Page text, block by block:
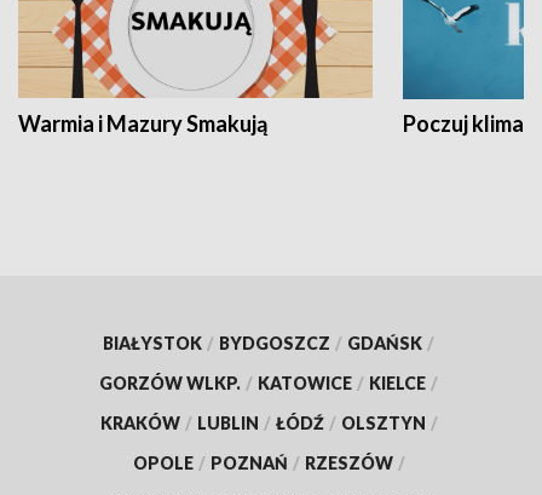
Warmia i Mazury Smakują Poczuj klimat
BIAŁYSTOK / BYDGOSZCZ / GDAŃSK /
GORZÓW WLKP. / KATOWICE / KIELCE /
KRAKÓW / LUBLIN / ŁÓDŹ / OLSZTYN /
OPOLE / POZNAŃ / RZESZÓW /